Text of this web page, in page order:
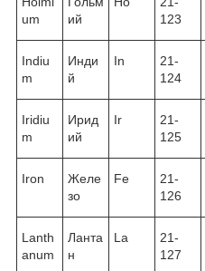
um
ий
123
Indiu
m
Инди
й
In
21-
124
Iridiu
m
Ирид
ий
Ir
21-
125
Iron
Желе
зо
Fe
21-
126
Lanth
anum
Ланта
н
La
21-
127